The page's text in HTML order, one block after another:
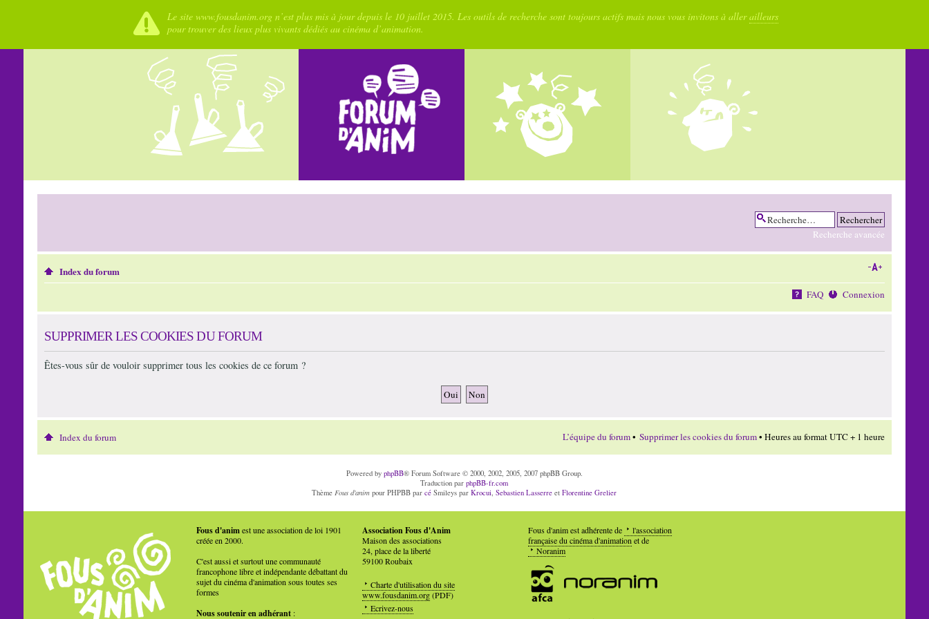
Le site www.fousdanim.org n’est plus mis à jour depuis le 10 juillet 2015. Les outils de recherche sont toujours actifs mais nous vous invitons à allerailleurs
pour trouver des lieux plus vivants dédiés au cinéma d’animation.
Recherche avancée
Index du forum
FAQ Connexion
SUPPRIMER LES COOKIES DU FORUM
Êtes-vous sûr de vouloir supprimer tous les cookies de ce forum ?
Index du forum L’équipe du forum• Supprimer les cookies du forum• Heures au format UTC + 1 heure
Powered by phpBB® Forum Software © 2000, 2002, 2005, 2007 phpBB Group.
Traduction parphpBB-fr.com
ThèmeFous d'anim pour PHPBB parcé Smileys parKrocui,Sebastien Lasserre etFlorentine Grelier
Fous d'animest une association de loi 1901
créée en 2000.
C'est aussi et surtout une communauté
francophone libre et indépendante débattant du
sujet du cinéma d'animation sous toutes ses
formes
Nous soutenir en adhérant:
Association Fous d'Anim
Maison des associations
24, place de la liberté
59100 Roubaix
Charte d'utilisation du site
www.fousdanim.org(PDF)
Ecrivez-nous
Fous d'anim est adhérente de
l'association
française du cinéma d'animation et de
Noranim